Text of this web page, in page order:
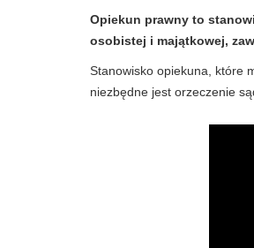
Opiekun prawny to
osobistej i majątkowej,
Stanowisko opiekuna, które
niezbędne jest orzeczenie